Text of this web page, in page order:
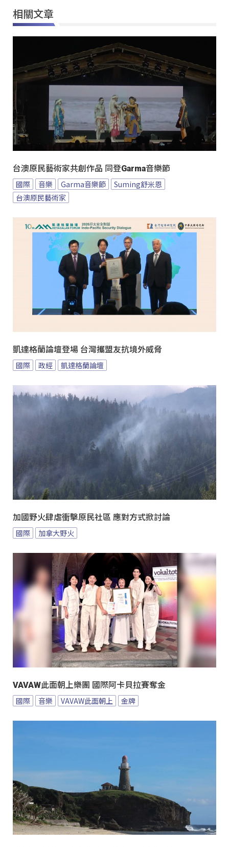
相關文章
台澳原民藝術家共創作品 同登Garma音樂節
國際 音樂 Garma音樂節
Suming舒米恩
台澳原民藝術家
凱達格蘭論壇登場 台灣攜盟友抗境外威脅
國際 政經 凱達格蘭論壇
加國野火肆虐衝擊原民社區 應對方式掀討論
國際 加拿大野火
VAVAW此面朝上樂團 國際阿卡貝拉賽奪金
國際 音樂 VAVAW此面朝上 金牌